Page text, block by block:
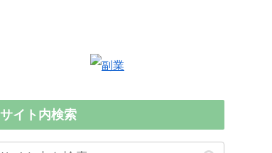
サイト内検索